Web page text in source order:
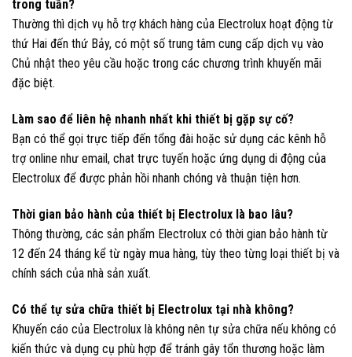
trong tuần?
Thường thì dịch vụ hỗ trợ khách hàng của Electrolux hoạt động từ
thứ Hai đến thứ Bảy, có một số trung tâm cung cấp dịch vụ vào
Chủ nhật theo yêu cầu hoặc trong các chương trình khuyến mãi
đặc biệt.
Làm sao để liên hệ nhanh nhất khi thiết bị gặp sự cố?
Bạn có thể gọi trực tiếp đến tổng đài hoặc sử dụng các kênh hỗ
trợ online như email, chat trực tuyến hoặc ứng dụng di động của
Electrolux để được phản hồi nhanh chóng và thuận tiện hơn.
Thời gian bảo hành của thiết bị Electrolux là bao lâu?
Thông thường, các sản phẩm Electrolux có thời gian bảo hành từ
12 đến 24 tháng kể từ ngày mua hàng, tùy theo từng loại thiết bị và
chính sách của nhà sản xuất.
Có thể tự sửa chữa thiết bị Electrolux tại nhà không?
Khuyến cáo của Electrolux là không nên tự sửa chữa nếu không có
kiến thức và dụng cụ phù hợp để tránh gây tổn thương hoặc làm